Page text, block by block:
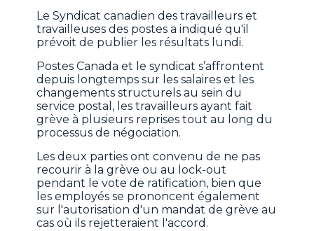
Le Syndicat canadien des travailleurs et
travailleuses des postes a indiqué qu'il
prévoit de publier les résultats lundi.
Postes Canada et le syndicat s’affrontent
depuis longtemps sur les salaires et les
changements structurels au sein du
service postal, les travailleurs ayant fait
grève à plusieurs reprises tout au long du
processus de négociation.
Les deux parties ont convenu de ne pas
recourir à la grève ou au lock-out
pendant le vote de ratification, bien que
les employés se prononcent également
sur l'autorisation d'un mandat de grève au
cas où ils rejetteraient l'accord.